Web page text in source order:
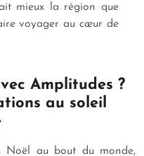
mieux la région que
voyager au cœur de
Amplitudes ?
au soleil
Noël au bout du monde,